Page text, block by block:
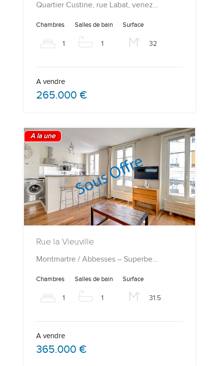
Quartier Custine, rue Labat, venez…
Chambres
1
Salles de bain
1
Surface
32
A vendre
265.000 €
A la une
Rue la Vieuville
Montmartre / Abbesses – Superbe…
Chambres
1
Salles de bain
1
Surface
31.5
A vendre
365.000 €